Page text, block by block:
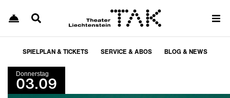
SPIELPLAN & TICKETS SERVICE & ABOS BLOG & NEWS
Donnerstag
03.09